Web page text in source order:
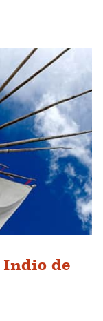
Indio de